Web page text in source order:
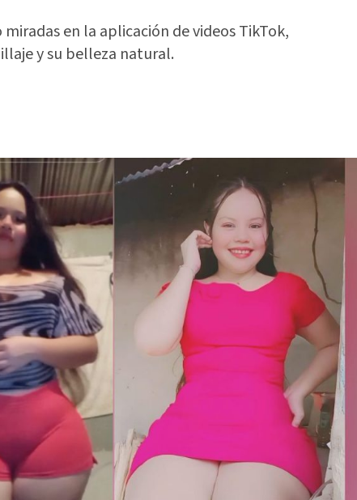
en la aplicación de videos TikTok,
y su belleza natural.